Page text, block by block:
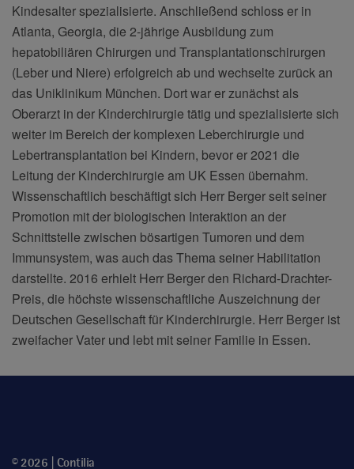
Kindesalter spezialisierte. Anschließend schloss er in
Atlanta, Georgia, die 2-jährige Ausbildung zum
hepatobiliären Chirurgen und Transplantationschirurgen
(Leber und Niere) erfolgreich ab und wechselte zurück an
das Uniklinikum München. Dort war er zunächst als
Oberarzt in der Kinderchirurgie tätig und spezialisierte sich
weiter im Bereich der komplexen Leberchirurgie und
Lebertransplantation bei Kindern, bevor er 2021 die
Leitung der Kinderchirurgie am UK Essen übernahm.
Wissenschaftlich beschäftigt sich Herr Berger seit seiner
Promotion mit der biologischen Interaktion an der
Schnittstelle zwischen bösartigen Tumoren und dem
Immunsystem, was auch das Thema seiner Habilitation
darstellte. 2016 erhielt Herr Berger den Richard-Drachter-
Preis, die höchste wissenschaftliche Auszeichnung der
Deutschen Gesellschaft für Kinderchirurgie. Herr Berger ist
zweifacher Vater und lebt mit seiner Familie in Essen.
© 2026 | Contilia